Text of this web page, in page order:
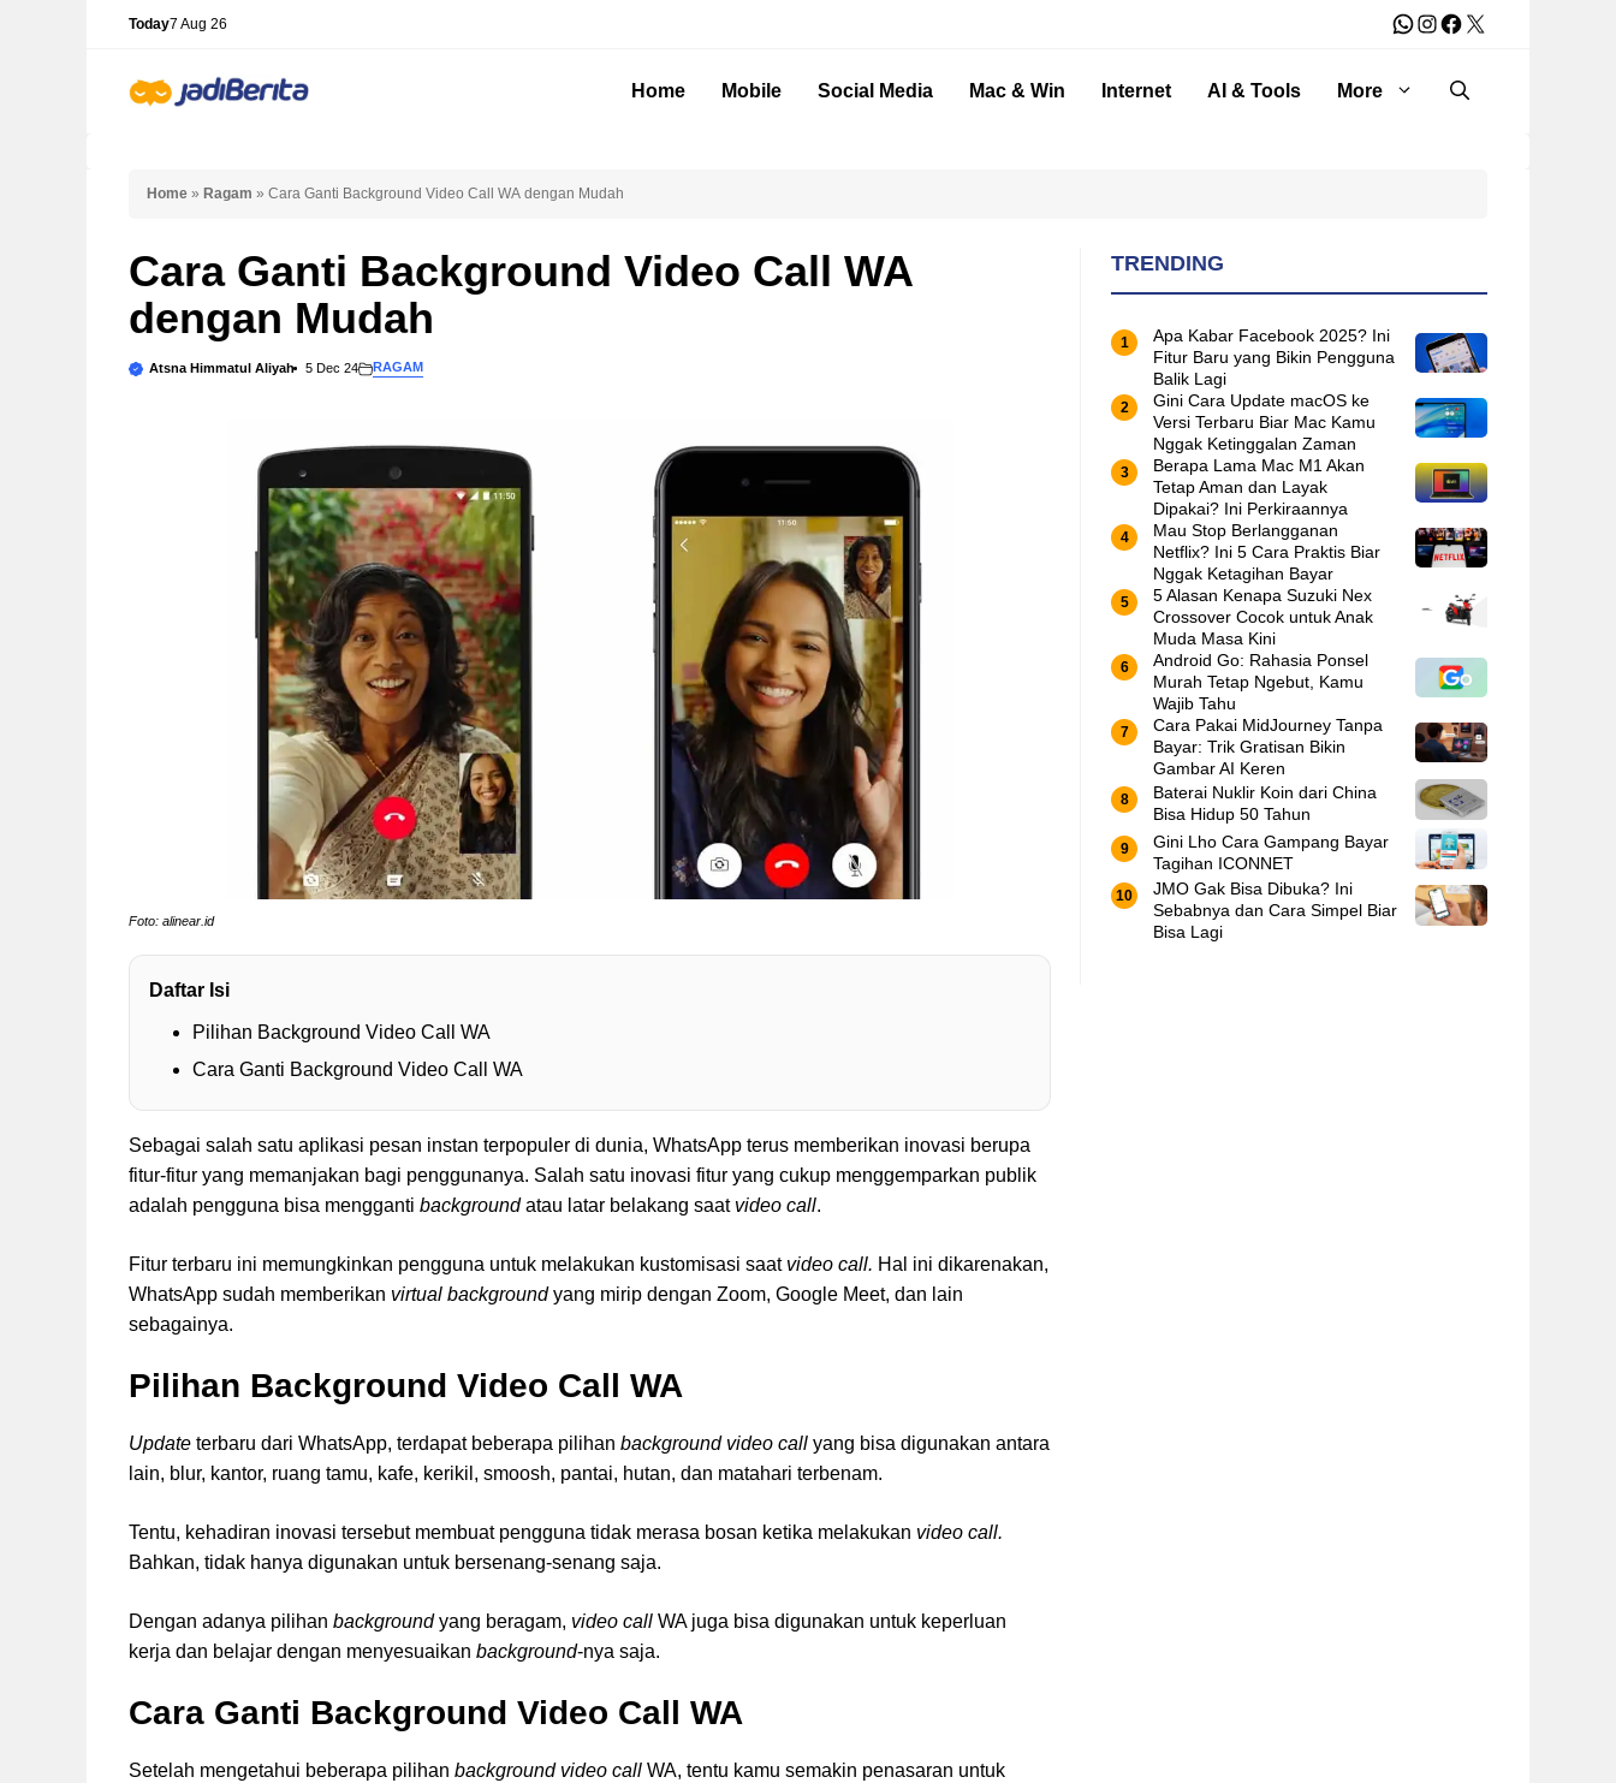
Today7 Aug 26 WhatsApp
Instagram
Facebook
X
Home Mobile Social Media Mac & Win Internet AI & Tools More
Home » Ragam » Cara Ganti Background Video Call WA dengan Mudah
Cara Ganti Background Video Call WA
dengan Mudah
Atsna Himmatul Aliyah 5 Dec 24 RAGAM
Foto: alinear.id
Daftar Isi
Pilihan Background Video Call WA
Cara Ganti Background Video Call WA
Sebagai salah satu aplikasi pesan instan terpopuler di dunia, WhatsApp terus memberikan inovasi berupa
fitur-fitur yang memanjakan bagi penggunanya. Salah satu inovasi fitur yang cukup menggemparkan publik
adalah pengguna bisa mengganti background atau latar belakang saat video call.
Fitur terbaru ini memungkinkan pengguna untuk melakukan kustomisasi saat video call. Hal ini dikarenakan,
WhatsApp sudah memberikan virtual background yang mirip dengan Zoom, Google Meet, dan lain
sebagainya.
Pilihan Background Video Call WA
Update terbaru dari WhatsApp, terdapat beberapa pilihan background video call yang bisa digunakan antara
lain, blur, kantor, ruang tamu, kafe, kerikil, smoosh, pantai, hutan, dan matahari terbenam.
Tentu, kehadiran inovasi tersebut membuat pengguna tidak merasa bosan ketika melakukan video call.
Bahkan, tidak hanya digunakan untuk bersenang-senang saja.
Dengan adanya pilihan background yang beragam, video call WA juga bisa digunakan untuk keperluan
kerja dan belajar dengan menyesuaikan background-nya saja.
Cara Ganti Background Video Call WA
Setelah mengetahui beberapa pilihan background video call WA, tentu kamu semakin penasaran untuk
TRENDING
Apa Kabar Facebook 2025? Ini
Fitur Baru yang Bikin Pengguna
Balik Lagi
Gini Cara Update macOS ke
Versi Terbaru Biar Mac Kamu
Nggak Ketinggalan Zaman
Berapa Lama Mac M1 Akan
Tetap Aman dan Layak
Dipakai? Ini Perkiraannya
Mau Stop Berlangganan
Netflix? Ini 5 Cara Praktis Biar
Nggak Ketagihan Bayar
5 Alasan Kenapa Suzuki Nex
Crossover Cocok untuk Anak
Muda Masa Kini
Android Go: Rahasia Ponsel
Murah Tetap Ngebut, Kamu
Wajib Tahu
Cara Pakai MidJourney Tanpa
Bayar: Trik Gratisan Bikin
Gambar AI Keren
Baterai Nuklir Koin dari China
Bisa Hidup 50 Tahun
Gini Lho Cara Gampang Bayar
Tagihan ICONNET
JMO Gak Bisa Dibuka? Ini
Sebabnya dan Cara Simpel Biar
Bisa Lagi